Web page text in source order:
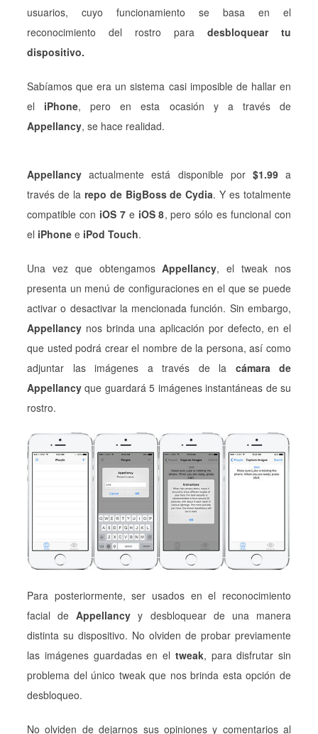
usuarios, cuyo funcionamiento se basa en el
reconocimiento del rostro para desbloquear tu
dispositivo.
Sabíamos que era un sistema casi imposible de hallar en
el iPhone, pero en esta ocasión y a través de
Appellancy, se hace realidad.
Appellancy actualmente está disponible por $1.99a
través de la repo de BigBoss de Cydia. Y es totalmente
compatible con iOS 7eiOS 8, pero sólo es funcional con
el iPhone e iPod Touch.
Una vez que obtengamosAppellancy, el tweak nos
presenta un menú de configuraciones en el que se puede
activar o desactivar la mencionada función. Sin embargo,
Appellancy nos brinda una aplicación por defecto, en el
que usted podrá crear el nombre de la persona, así como
adjuntar las imágenes a través de la cámara de
Appellancy que guardará 5 imágenes instantáneas de su
rostro.
Para posteriormente, ser usados en el reconocimiento
facial deAppellancy y desbloquear de una manera
distinta su dispositivo. No olviden de probar previamente
las imágenes guardadas en el tweak, para disfrutar sin
problema del único tweak que nos brinda esta opción de
desbloqueo.
No olviden de dejarnos sus opiniones y comentarios al